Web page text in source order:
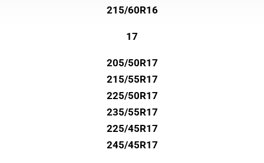
215/60R16
17
205/50R17
215/55R17
225/50R17
235/55R17
225/45R17
245/45R17